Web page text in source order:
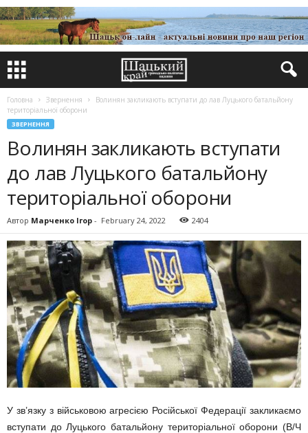
Головна Звернення
Волинян закликають вступати до лав Луцького батальйону
територіальної оборони
ЗВЕРНЕННЯ
Волинян закликають вступати
до лав Луцького батальйону
територіальної оборони
Автор Марченко Ігор - February 24, 2022 2404
У зв’язку з військовою агресією Російської Федерації закликаємо
вступати до Луцького батальйону територіальної оборони (В/Ч